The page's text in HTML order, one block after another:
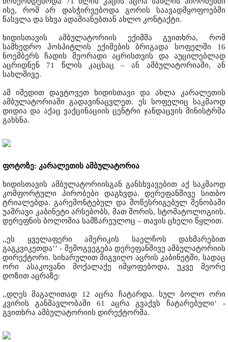
ისე, რომ არ დასჭირვებოდა გორის საავადმყოფოებში
წასვლა და სხვა ადამიანებთან ახლო კონტაქტი.
ხიდისთავის ამბულატორიის ექიმმა გვითხრა, რომ
სამხედრო ჰოსპიტლის ექიმების ბრიგადა სოფელში 16
ნოემბერს ჩადის მეორადი აცრისთვის და აუცილებლად
აცრიდნენ 71 წლის კაცსაც – ან ამბულატორიაში, ან
სახლშივე.
ამ იმედით დავტოვეთ ხიდისთავი და ახლა კარალეთის
ამბულატორიაში გადავინაცვლეთ. ეს სოფელიც საკმაოდ
დიდია და აქაც ვაქცინაციის ცენტრი ჯანდაცვის მინისტრმა
გახსნა.
ფოტოზე: კარალეთის ამბულატორია
ხიდისთავის ამბულატორიისგან განსხვავებით აქ საკმაოდ
კომფორტული პირობები დაგხვდა. დერეფანშივე სითბო
ტრიალებდა. გარემონტებულ და მოწესრიგებულ შენობაში
უამრავი კაბინეტი არსებობს, მათ შორის, სტომატოლოგიის.
დერეფნის ბოლოშია სამზარეულოც – თავის ცხელი წყლით.
,,ეს ყველაფერი ამერიკის საელჩოს დახმარებით
გაგკვიკეთდა’’ - შემოგვეგება დერეფანშივე ამბულატორიის
დირექტორი. სიხარულით მიგვიღო აცრის კაბინეტში, სადაც
ორი ასაკოვანი მოქალაქე იმყოფებოდა, უკვე მეორე
დოზით აცრაზე:
,,დღეს მაგალითად 12 აცრა ჩატარდა. სულ ბოლო ორი
კვირის განმავლობაში 61 აცრა გვაქვს ჩატარებული’ -
გვითხრა ამბულატორიის დირექტორმა.